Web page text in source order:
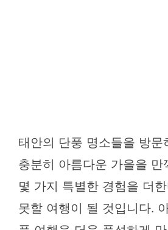
태안의 단풍 명소들을 방문
충분히 아름다운 가을을 만
몇 가지 특별한 경험을 더
못할 여행이 될 것입니다.